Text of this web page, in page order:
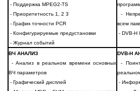
- Поддержка MPEG2-TS
- Приоритетность 1, 2 3
- График точности PCR
- Конфигурируемые предустановки
- Журнал событий
-
всем
- DVB-H
ВЧ АНАЛИЗ
- Анализ в реальном времени основных
ВЧ параметров
- Графический дисплей
DVB-H
-
-